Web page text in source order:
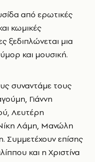
από ερωτικές
κωμικές
ξεδιπλώνεται μια
και μουσική.
συναντάμε τους
Γιάννη
Λευτέρη
Λάμη, Μανώλη
Συμμετέχουν επίσης
και η Χριστίνα